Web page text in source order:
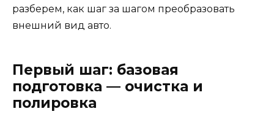
разберем, как шаг за шагом преобразовать
внешний вид авто.
Первый шаг: базовая
подготовка — очистка и
полировка